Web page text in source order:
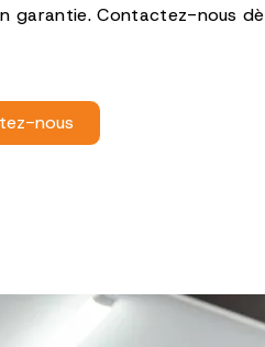
garantie. Contactez-nous
nous